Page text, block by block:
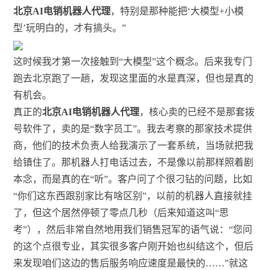
北京AI电销机器人代理，特别是那种能把‘大模型+小模
型’玩明白的，才有搞头。”
这时候我才第一次接触到“大模型”这个概念。后来我专门
跑去北京跑了一趟，发现这里面的水是真深，但也是真的
有机会。
真正的北京AI电销机器人代理，核心卖的已经不是那套拨
号软件了，卖的是“数字员工”。我去考察的那家技术提供
商，他们的技术负责人给我演示了一套系统，当场就把我
给镇住了。那机器人打电话过去，不是像以前那样照着剧
本念，而是真的在“听”。客户问了个很刁钻的问题，比如
“你们这东西跟别家比有啥区别”，以前的机器人直接就挂
了，但这个居然停顿了零点几秒（后来知道这叫“思
考”），然后非常自然地用我们销售冠军的语气说：“您问
的这个点很专业，其实很多客户刚开始也纠结这个，但后
来发现咱们这边的售后服务响应速度是最快的……”就这